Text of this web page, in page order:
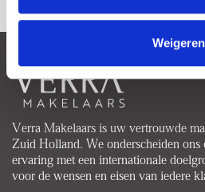
Weigeren
Verra Makelaars is uw vertrouwde
Zuid Holland. We onderscheiden ons
ervaring met een internationale
voor de wensen en eisen van iedere